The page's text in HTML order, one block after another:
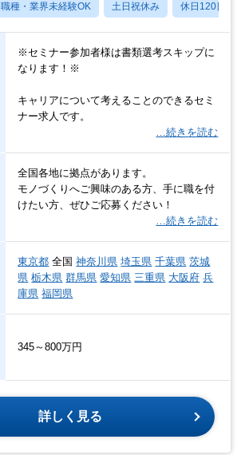
職種・業界未経験OK 土日祝休み 休日120日以上
※セミナー参加者様は書類選考スキップに
なります！※
キャリアについて考えることのできるセミ
ナー求人です。
…続きを読む
全国各地に拠点があります。
モノづくりへご興味のある方、手に職を付
けたい方、ぜひご応募ください！
…続きを読む
東京都 全国神奈川県 埼玉県 千葉県 茨城
県 栃木県 群馬県 愛知県 三重県 大阪府 兵
庫県 福岡県
345～800万円
詳しく見る